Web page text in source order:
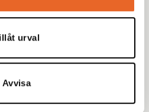
urval
Avvisa
436 34, Göteborg